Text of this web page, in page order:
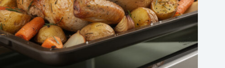
5 août 2026